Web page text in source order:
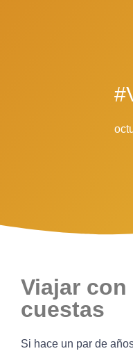
Viajar con
cuestas
Si hace un par de